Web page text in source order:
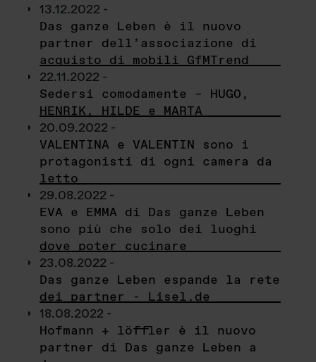
13.12.2022 -
Das ganze Leben è il nuovo
partner dell’associazione di
acquisto di mobili GfMTrend
22.11.2022 -
Sedersi comodamente – HUGO,
HENRIK, HILDE e MARTA
20.09.2022 -
VALENTINA e VALENTIN sono i
protagonisti di ogni camera da
letto
29.08.2022 -
EVA e EMMA di Das ganze Leben
sono più che solo dei luoghi
dove poter cucinare
23.08.2022 -
Das ganze Leben espande la rete
dei partner - Lisel.de
18.08.2022 -
Hofmann + löffler è il nuovo
partner di Das ganze Leben a